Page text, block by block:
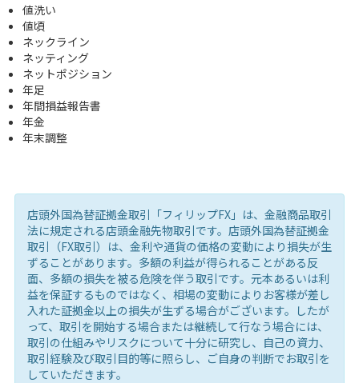
値洗い
値頃
ネックライン
ネッティング
ネットポジション
年足
年間損益報告書
年金
年末調整
店頭外国為替証拠金取引「フィリップFX」は、金融商品取引
法に規定される店頭金融先物取引です。店頭外国為替証拠金
取引（FX取引）は、金利や通貨の価格の変動により損失が生
ずることがあります。多額の利益が得られることがある反
面、多額の損失を被る危険を伴う取引です。元本あるいは利
益を保証するものではなく、相場の変動によりお客様が差し
入れた証拠金以上の損失が生ずる場合がございます。したが
って、取引を開始する場合または継続して行なう場合には、
取引の仕組みやリスクについて十分に研究し、自己の資力、
取引経験及び取引目的等に照らし、ご自身の判断でお取引を
していただきます。